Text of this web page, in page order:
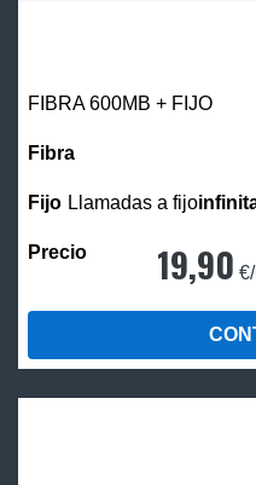
FIBRA 600MB + FIJO
Llamadas a fijo
19,90